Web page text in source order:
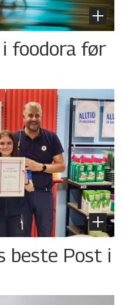
foodora før
beste Post i